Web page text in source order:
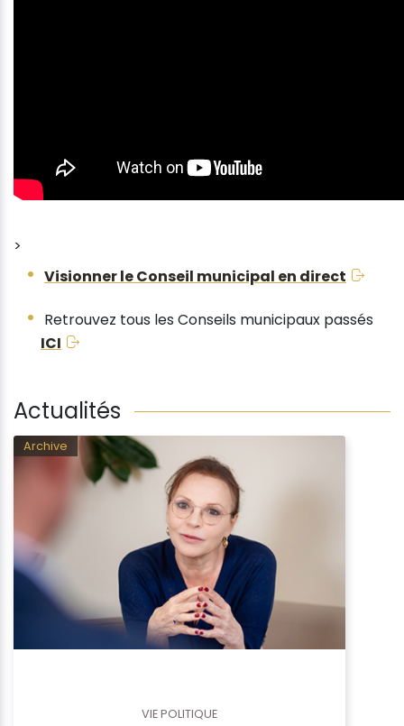
>
Visionner le Conseil municipal en direct
Retrouvez tous les Conseils municipaux passés
ICI
Actualités
Archive
VIE POLITIQUE